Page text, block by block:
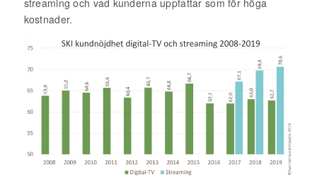
streaming och vad kunderna uppfattar som för höga
kostnader.